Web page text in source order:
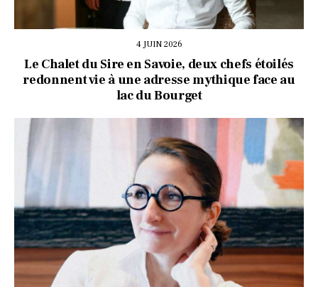
4 JUIN 2026
Le Chalet du Sire en Savoie, deux chefs étoilés
redonnent vie à une adresse mythique face au
lac du Bourget